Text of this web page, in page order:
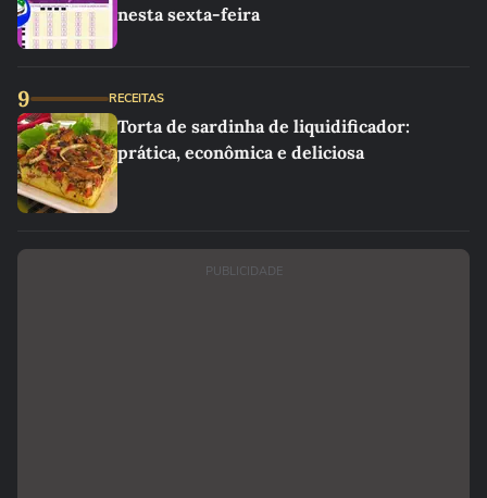
nesta sexta-feira
9 RECEITAS
Torta de sardinha de liquidificador:
prática, econômica e deliciosa
PUBLICIDADE